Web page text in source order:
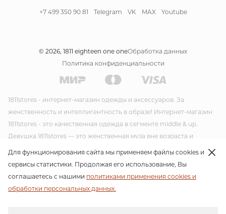
Для функционирования сайта мы применяем файлы cookies и
сервисы статистики. Продолжая его использование, Вы
соглашаетесь с нашими политиками применения cookies и
обработки персональных данных.
+7 499 350 90 81 Telegram VK MAX Youtube
© 2026, 1811 eighteen one oneОбработка данных
Политика конфиденциальности
1811stores - интернет-магазин одежды и аксессуаров. За
женственность и интеллигентность в образе! Интернет-магазин
1811stores - это качественная одежда в сегменте middle & up.
Девушка 1811stores — это женственная муза вне возраста и
времени. Красивая и утонченная она несет благородство и стиль
в своем образе. Модная одежда и модные аксессуары от
интернет-магазина 1811stores несут благородство и стиль в своем
образе. Своим стилем 1811stores пропагандирует женственность